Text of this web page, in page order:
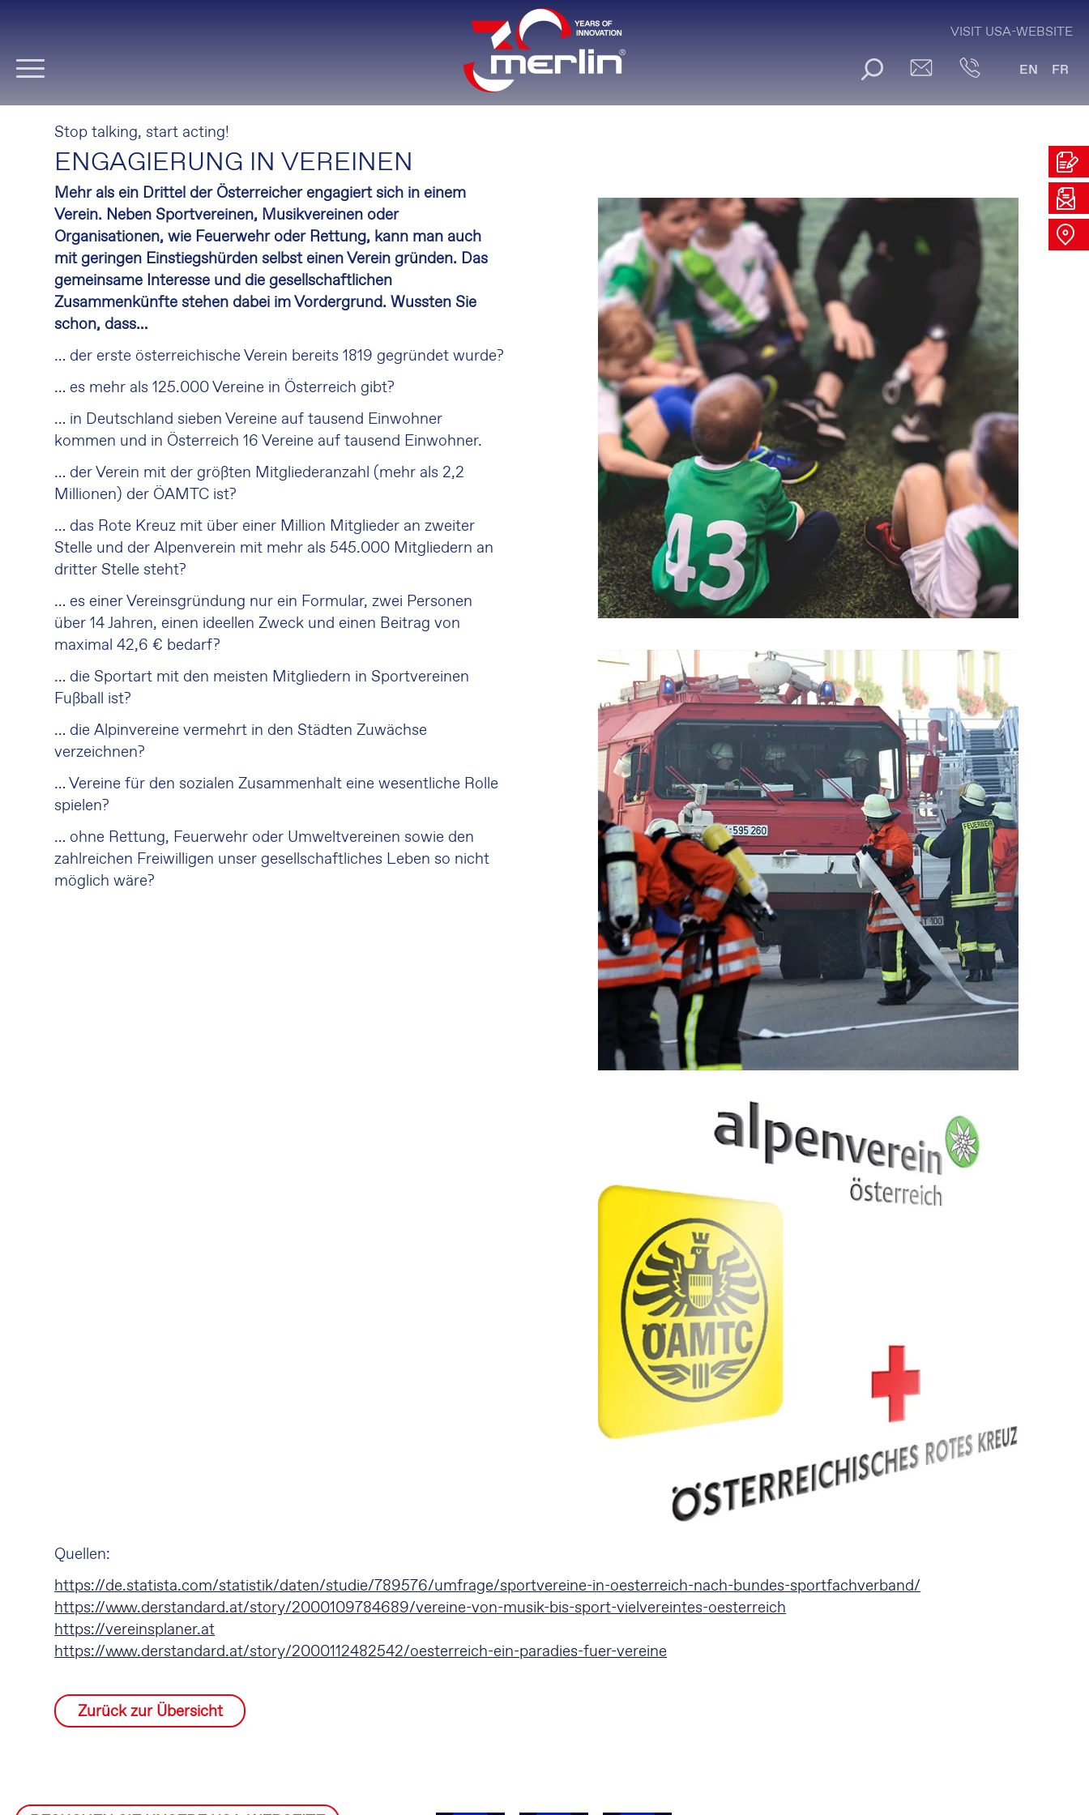
VISIT USA-WEBSITE
EN FR
Stop talking, start acting!
ENGAGIERUNG IN VEREINEN
Mehr als ein Drittel der Österreicher engagiert sich in einem
Verein. Neben Sportvereinen, Musikvereinen oder
Organisationen, wie Feuerwehr oder Rettung, kann man auch
mit geringen Einstiegshürden selbst einen Verein gründen. Das
gemeinsame Interesse und die gesellschaftlichen
Zusammenkünfte stehen dabei im Vordergrund. Wussten Sie
schon, dass…
… der erste österreichische Verein bereits 1819 gegründet wurde?
… es mehr als 125.000 Vereine in Österreich gibt?
… in Deutschland sieben Vereine auf tausend Einwohner
kommen und in Österreich 16 Vereine auf tausend Einwohner.
… der Verein mit der größten Mitgliederanzahl (mehr als 2,2
Millionen) der ÖAMTC ist?
… das Rote Kreuz mit über einer Million Mitglieder an zweiter
Stelle und der Alpenverein mit mehr als 545.000 Mitgliedern an
dritter Stelle steht?
… es einer Vereinsgründung nur ein Formular, zwei Personen
über 14 Jahren, einen ideellen Zweck und einen Beitrag von
maximal 42,6 € bedarf?
… die Sportart mit den meisten Mitgliedern in Sportvereinen
Fußball ist?
… die Alpinvereine vermehrt in den Städten Zuwächse
verzeichnen?
… Vereine für den sozialen Zusammenhalt eine wesentliche Rolle
spielen?
… ohne Rettung, Feuerwehr oder Umweltvereinen sowie den
zahlreichen Freiwilligen unser gesellschaftliches Leben so nicht
möglich wäre?
Quellen:
https://de.statista.com/statistik/daten/studie/789576/umfrage/sportvereine-in-oesterreich-nach-bundes-sportfachverband/
https://www.derstandard.at/story/2000109784689/vereine-von-musik-bis-sport-vielvereintes-oesterreich
https://vereinsplaner.at
https://www.derstandard.at/story/2000112482542/oesterreich-ein-paradies-fuer-vereine
Zurück zur Übersicht